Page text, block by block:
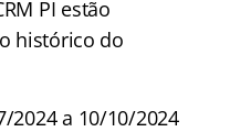
PI estão
histórico do
2024 a 10/10/2024